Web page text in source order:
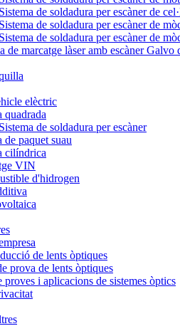
Sistema de soldadura per escàner de
Sistema de soldadura per escàner de
Sistema de soldadura per escàner de
de marcatge làser amb escàner
elèctric
quadrada
Sistema de soldadura per escàner
de paquet suau
cilíndrica
VIN
d'hidrogen
de lents òptiques
prova de lents òptiques
proves i aplicacions de sistemes òptics